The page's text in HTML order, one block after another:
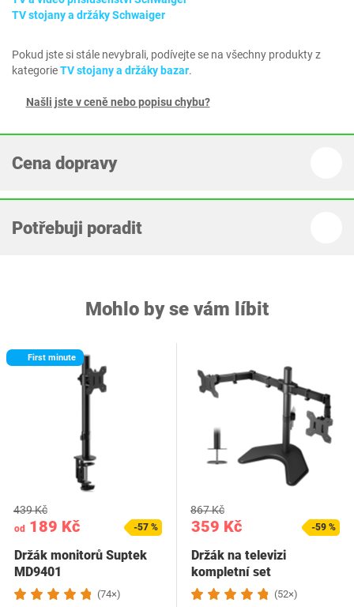
TV stojany a držáky Schwaiger
Pokud jste si stále nevybrali, podívejte se na všechny produkty z
kategorieTV stojany a držáky bazar.
Našli jste v ceně nebo popisu chybu?
Cena dopravy
Potřebuji poradit
Mohlo by se vám líbit
First minute
od 189 Kč
439 Kč
-57 %
Držák monitorů Suptek
MD9401
(74×)
359 Kč
867 Kč
-59 %
Držák na televizi
kompletní set
(52×)